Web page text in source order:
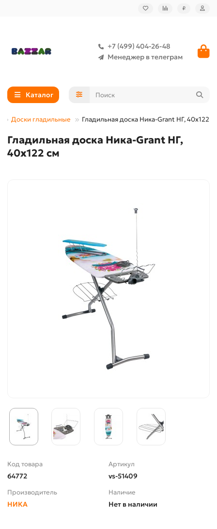
₽
+7 (499) 404-26-48
Менеджер в телеграм
Каталог
Доски гладильные Гладильная доска Ника-Grant НГ, 40х122
Гладильная доска Ника-Grant НГ,
40х122 см
Код товара
64772
Артикул
vs-51409
Производитель
НИКА
Наличие
Нет в наличии